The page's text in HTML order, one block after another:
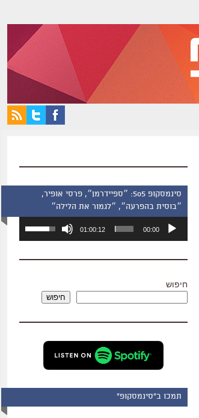
סינמסקופ 505: ״ספיידרמן״, פרסי אופיר,
״בוסית בהפרעה״, ״לגמור את הלילה״
אודיו
00:00
01:00:12
השתמש
כדי
שמע.
חיפוש
חיפוש
תמכו ב"סינמסקופ"